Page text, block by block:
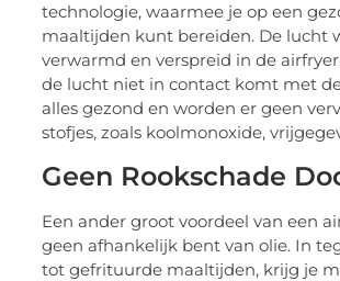
technologie, waarmee je op een
maaltijden kunt bereiden. De lucht
verwarmd en verspreid in de
de lucht niet in contact komt met
alles gezond en worden er geen
stofjes, zoals koolmonoxide,
Geen Rookschade
Een ander groot voordeel van een
geen afhankelijk bent van olie. In
tot gefrituurde maaltijden, krijg je